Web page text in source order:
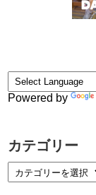
Powered by
カテゴリー